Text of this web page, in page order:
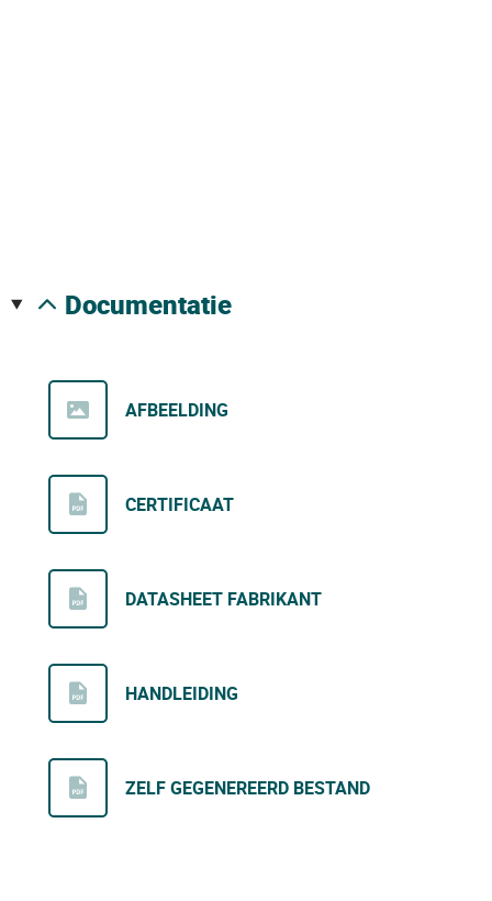
documentatie
AFBEELDING
CERTIFICAAT
DATASHEET FABRIKANT
HANDLEIDING
ZELF GEGENEREERD BESTAND